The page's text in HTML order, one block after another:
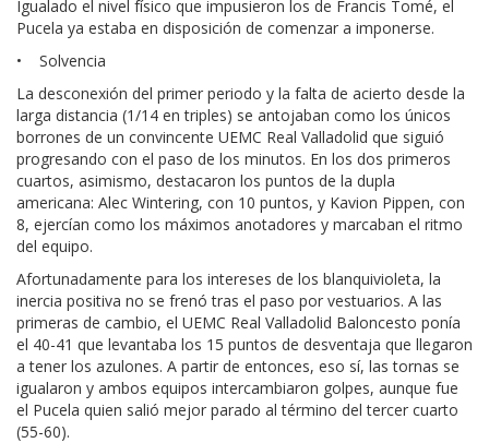
Igualado el nivel físico que impusieron los de Francis Tomé, el
Pucela ya estaba en disposición de comenzar a imponerse.
• Solvencia
La desconexión del primer periodo y la falta de acierto desde la
larga distancia (1/14 en triples) se antojaban como los únicos
borrones de un convincente UEMC Real Valladolid que siguió
progresando con el paso de los minutos. En los dos primeros
cuartos, asimismo, destacaron los puntos de la dupla
americana: Alec Wintering, con 10 puntos, y Kavion Pippen, con
8, ejercían como los máximos anotadores y marcaban el ritmo
del equipo.
Afortunadamente para los intereses de los blanquivioleta, la
inercia positiva no se frenó tras el paso por vestuarios. A las
primeras de cambio, el UEMC Real Valladolid Baloncesto ponía
el 40-41 que levantaba los 15 puntos de desventaja que llegaron
a tener los azulones. A partir de entonces, eso sí, las tornas se
igualaron y ambos equipos intercambiaron golpes, aunque fue
el Pucela quien salió mejor parado al término del tercer cuarto
(55-60).